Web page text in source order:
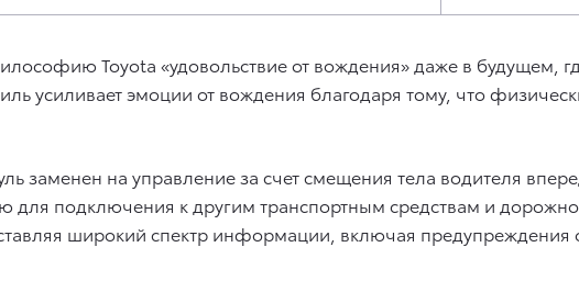
Toyota «удовольствие от вождения» даже в будущем,
усиливает эмоции от вождения благодаря тому, что
заменен на управление за счет смещения тела водителя
для подключения к другим транспортным средствам и
широкий спектр информации, включая